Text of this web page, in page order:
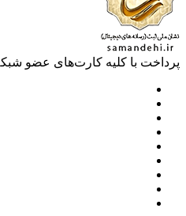
با کلیه کارت‌های عضو شبکه